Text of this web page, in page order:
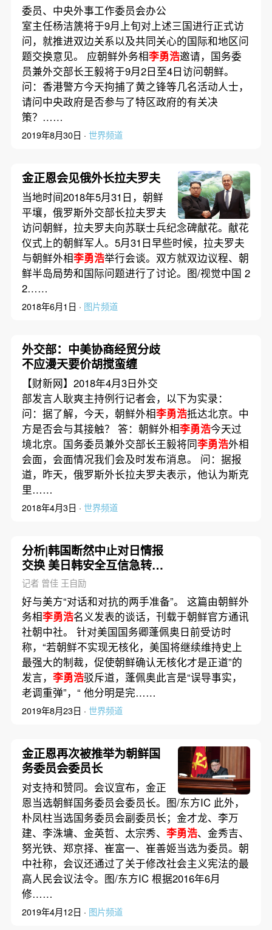
委员、中央外事工作委员会办公
室主任杨洁篪将于9月上旬对上述三国进行正式访
问，就推进双边关系以及共同关心的国际和地区问
题交换意见。 应朝鲜外务相李勇浩邀请，国务委
员兼外交部长王毅将于9月2日至4日访问朝鲜。
问：香港警方今天拘捕了黄之锋等几名活动人士，
请问中央政府是否参与了特区政府的有关决
策？……
2019年8月30日 · 世界频道
金正恩会见俄外长拉夫罗夫
当地时间2018年5月31日，朝鲜
平壤，俄罗斯外交部长拉夫罗夫
访问朝鲜，拉夫罗夫向苏联士兵纪念碑献花。献花
仪式上的朝鲜军人。5月31日早些时候，拉夫罗夫
与朝鲜外相李勇浩举行会谈。双方就双边议程、朝
鲜半岛局势和国际问题进行了讨论。图/视觉中国 2
2……
2018年6月1日 · 图片频道
外交部：中美协商经贸分歧
不应漫天要价胡搅蛮缠
【财新网】2018年4月3日外交
部发言人耿爽主持例行记者会，以下为实录：
问：据了解，今天，朝鲜外相李勇浩抵达北京。中
方是否会与其接触？ 答：朝鲜外相李勇浩今天过
境北京。国务委员兼外交部长王毅将同李勇浩外相
会面，会面情况我们会及时发布消息。 问：据报
道，昨天，俄罗斯外长拉夫罗夫表示，他认为斯克
里……
2018年4月3日 · 世界频道
分析|韩国断然中止对日情报
交换 美日韩安全互信急转直
下
记者 曾佳 王自励
好与美方“对话和对抗的两手准备”。 这篇由朝鲜外
务相李勇浩名义发表的谈话，刊载于朝鲜官方通讯
社朝中社。 针对美国国务卿蓬佩奥日前受访时
称，“若朝鲜不实现无核化，美国将继续维持史上
最强大的制裁，促使朝鲜确认无核化才是正道”的
发言， 李勇浩驳斥道，蓬佩奥此言是“误导事实，
老调重弹”，“ 他分明是完……
2019年8月23日 · 世界频道
金正恩再次被推举为朝鲜国
务委员会委员长
对支持和赞同。会议宣布，金正
恩当选朝鲜国务委员会委员长。图/东方IC 此外，
朴凤柱当选国务委员会副委员长；金才龙、李万
建、李洙墉、金英哲、太宗秀、 李勇浩、金秀吉、
努光铁、郑京择、崔富一、崔善姬当选为委员。朝
中社称，会议还通过了关于修改社会主义宪法的最
高人民会议法令。图/东方IC 根据2016年6月
修……
2019年4月12日 · 图片频道